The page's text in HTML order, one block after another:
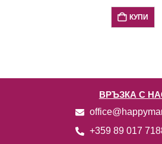
КУПИ
ВРЪЗКА С
+359 89 017